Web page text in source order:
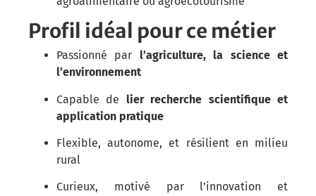
Profil idéal pour ce métier
Passionné par l’agriculture, la science et
l’environnement
Capable de lier recherche scientifique et
application pratique
Flexible, autonome, et résilient en milieu
rural
Curieux, motivé par l’innovation et